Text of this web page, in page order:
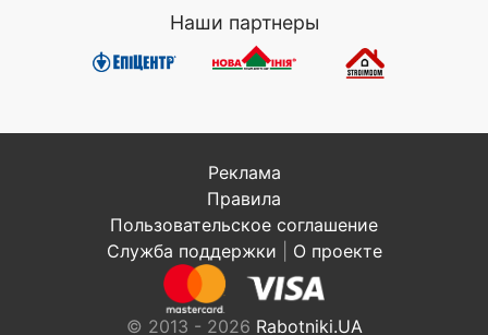
Наши партнеры
Реклама
Правила
Пользовательское соглашение
Служба поддержки
О проекте
© 2013 - 2026 Rabotniki.UA